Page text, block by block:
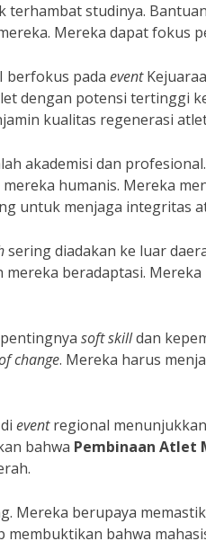
studinya.
Mereka dapat fokus
berfokus pada event
dengan potensi tertinggi
kualitas regenerasi
akademisi dan
humanis. Mereka
untuk menjaga integritas
sering diadakan ke luar
beradaptasi.
soft skilldan
change. Mereka harus
eventregional
bahwa Pembinaan Atlet
Mereka berupaya
membuktikan bahwa